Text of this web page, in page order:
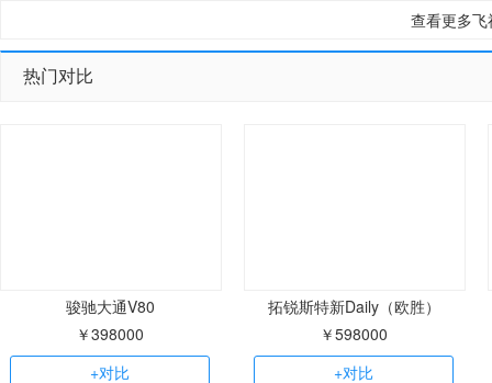
查看更多
热门对比
骏驰大通V80
￥398000
+对比
拓锐斯特新Daily（欧胜）
￥598000
+对比